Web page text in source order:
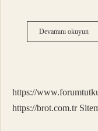
Devamını okuyun
https://
https://brot.com.tr